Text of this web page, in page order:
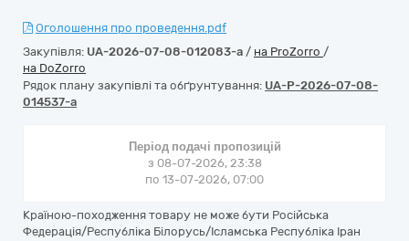
Оголошення про проведення.pdf
Закупівля: UA-2026-07-08-012083-a / на ProZorro /
на DoZorro
Рядок плану закупівлі та обґрунтування: UA-P-2026-07-08-
014537-a
Період подачі пропозицій
з 08-07-2026, 23:38
по 13-07-2026, 07:00
Країною-походження товару не може бути Російська
Федерація/Республіка Білорусь/Ісламська Республіка Іран